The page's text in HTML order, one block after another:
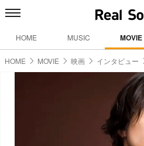
HOME MUSIC MOVIE
HOME MOVIE 映画 インタビュー